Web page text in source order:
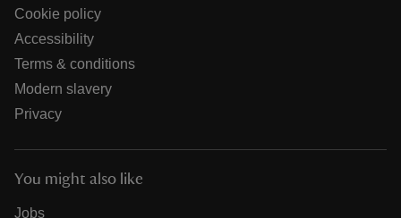
Cookie policy
Accessibility
Terms & conditions
Modern slavery
Privacy
You might also like
Jobs